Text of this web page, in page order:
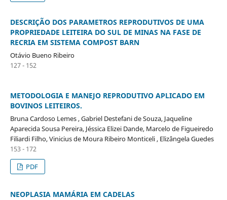
DESCRIÇÃO DOS PARAMETROS REPRODUTIVOS DE UMA
PROPRIEDADE LEITEIRA DO SUL DE MINAS NA FASE DE
RECRIA EM SISTEMA COMPOST BARN
Otávio Bueno Ribeiro
127 - 152
METODOLOGIA E MANEJO REPRODUTIVO APLICADO EM
BOVINOS LEITEIROS.
Bruna Cardoso Lemes , Gabriel Destefani de Souza, Jaqueline
Aparecida Sousa Pereira, Jéssica Elizei Dande, Marcelo de Figueiredo
Filiardi Filho, Vinicius de Moura Ribeiro Monticeli , Elizângela Guedes
153 - 172
PDF
NEOPLASIA MAMÁRIA EM CADELAS